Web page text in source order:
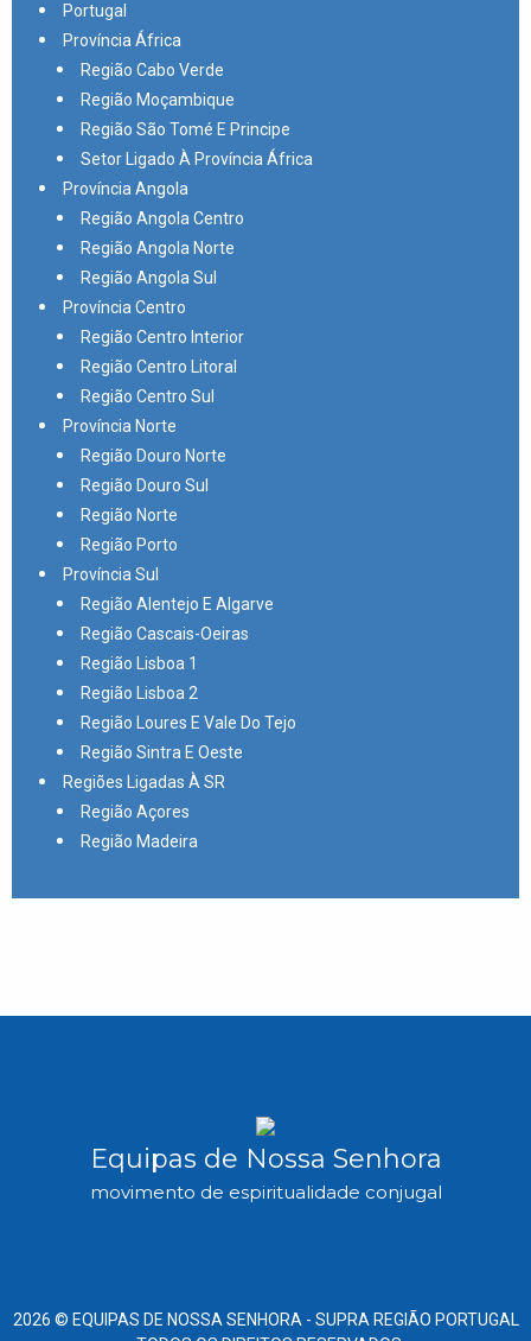
Portugal
Província África
Região Cabo Verde
Região Moçambique
Região São Tomé E Principe
Setor Ligado À Província África
Província Angola
Região Angola Centro
Região Angola Norte
Região Angola Sul
Província Centro
Região Centro Interior
Região Centro Litoral
Região Centro Sul
Província Norte
Região Douro Norte
Região Douro Sul
Região Norte
Região Porto
Província Sul
Região Alentejo E Algarve
Região Cascais-Oeiras
Região Lisboa 1
Região Lisboa 2
Região Loures E Vale Do Tejo
Região Sintra E Oeste
Regiões Ligadas À SR
Região Açores
Região Madeira
Equipas de Nossa Senhora
movimento de espiritualidade conjugal
2026 © EQUIPAS DE NOSSA SENHORA - SUPRA REGIÃO PORTUGAL